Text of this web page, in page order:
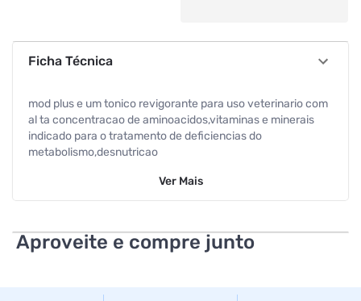
Ficha Técnica
mod plus e um tonico revigorante para uso veterinario com
al ta concentracao de aminoacidos,vitaminas e minerais
indicado para o tratamento de deficiencias do
metabolismo,desnutricao
Ver Mais
Aproveite e compre junto